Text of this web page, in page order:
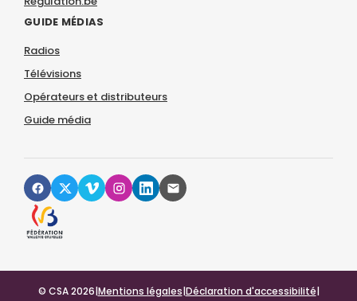
GUIDE MÉDIAS
Radios
Télévisions
Opérateurs et distributeurs
Guide média
© CSA 2026|Mentions légales|Déclaration d'accessibilité|